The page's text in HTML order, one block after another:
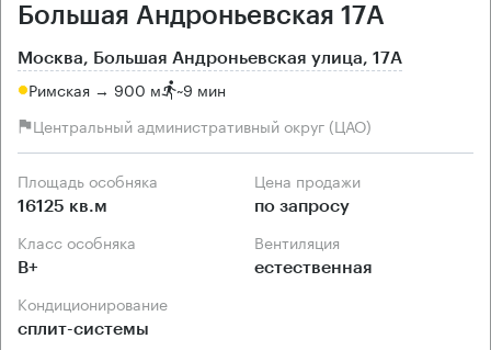
Большая Андроньевская 17А
Москва, Большая Андроньевская улица, 17А
Римская → 900 м ~9 мин
Центральный административный округ (ЦАО)
Площадь особняка
16125 кв.м
Цена продажи
по запросу
Класс особняка
B+
Вентиляция
естественная
Кондиционирование
сплит-системы